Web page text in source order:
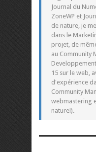
Journal du
ZoneWP et
de nature, je
dans le
projet, de
au Community
15 sur le web,
d'expérience
Community
webmastering
naturel).